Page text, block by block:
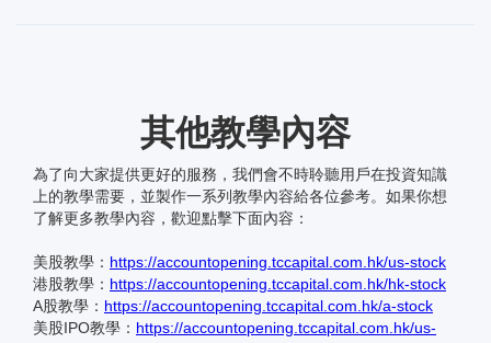
其他教學內容
為了向大家提供更好的服務，我們會不時聆聽用戶在投資知識
上的教學需要，並製作一系列教學內容給各位參考。如果你想
了解更多教學內容，歡迎點擊下面內容：
美股教學： https://accountopening.tccapital.com.hk/us-stock
港股教學： https://accountopening.tccapital.com.hk/hk-stock
A股教學： https://accountopening.tccapital.com.hk/a-stock
美股IPO教學： https://accountopening.tccapital.com.hk/us-